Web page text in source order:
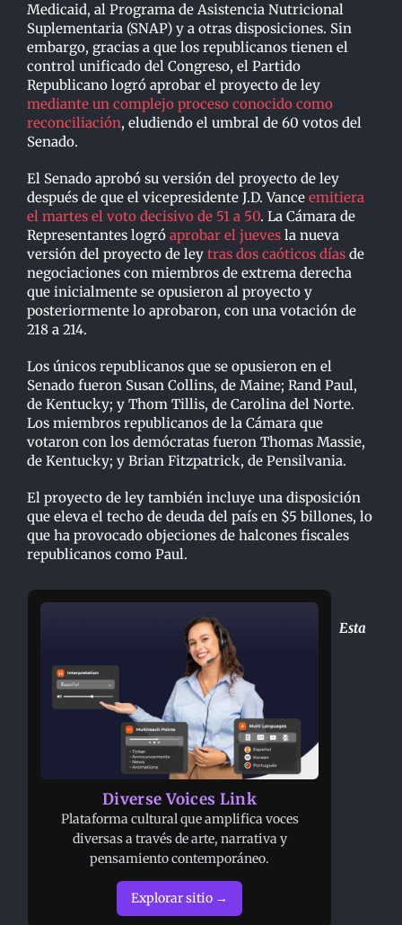
Medicaid, al Programa de Asistencia Nutricional
Suplementaria (SNAP) y a otras disposiciones. Sin
embargo, gracias a que los republicanos tienen el
control unificado del Congreso, el Partido
Republicano logró aprobar el proyecto de ley
mediante un complejo proceso conocido como
reconciliación, eludiendo el umbral de 60 votos del
Senado.
El Senado aprobó su versión del proyecto de ley
después de que el vicepresidente J.D. Vance emitiera
el martes el voto decisivo de 51 a 50. La Cámara de
Representantes logró aprobar el jueves la nueva
versión del proyecto de ley tras dos caóticos días de
negociaciones con miembros de extrema derecha
que inicialmente se opusieron al proyecto y
posteriormente lo aprobaron, con una votación de
218 a 214.
Los únicos republicanos que se opusieron en el
Senado fueron Susan Collins, de Maine; Rand Paul,
de Kentucky; y Thom Tillis, de Carolina del Norte.
Los miembros republicanos de la Cámara que
votaron con los demócratas fueron Thomas Massie,
de Kentucky; y Brian Fitzpatrick, de Pensilvania.
El proyecto de ley también incluye una disposición
que eleva el techo de deuda del país en $5 billones, lo
que ha provocado objeciones de halcones fiscales
republicanos como Paul.
Diverse Voices Link
Plataforma cultural que amplifica voces
diversas a través de arte, narrativa y
pensamiento contemporáneo.
Explorar sitio →
Esta